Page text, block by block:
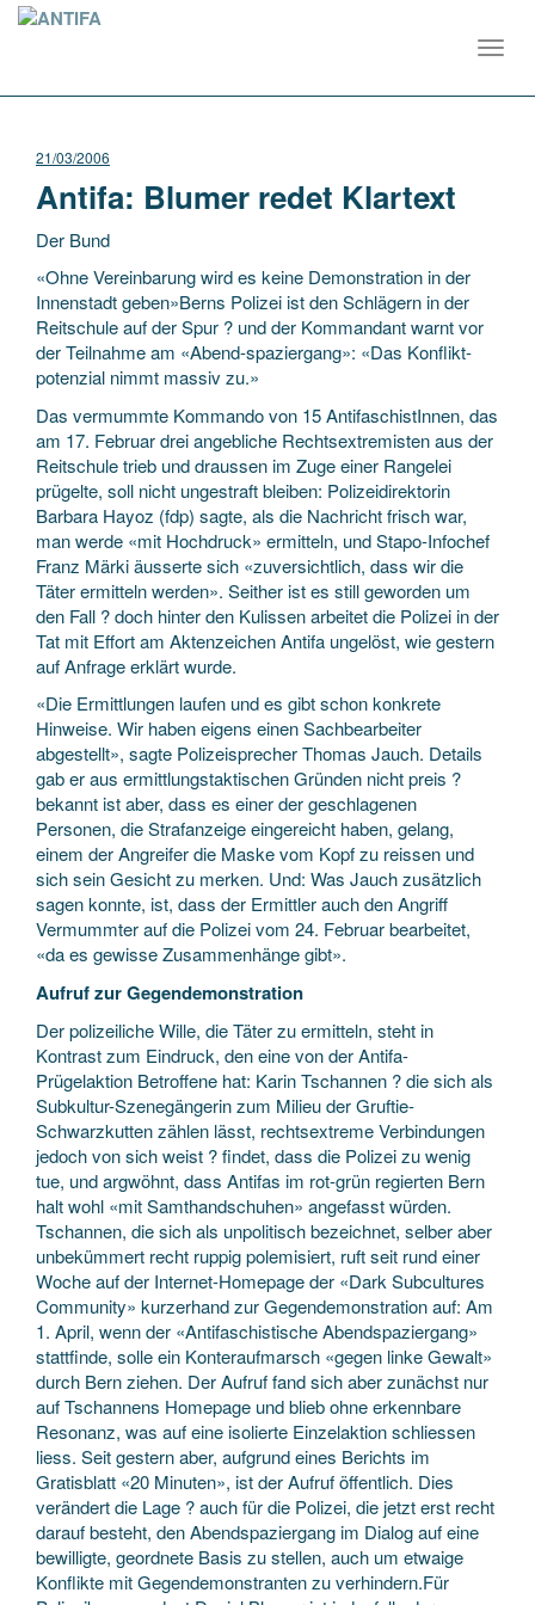
21/03/2006
Antifa: Blumer redet Klartext
Der Bund
«Ohne Vereinbarung wird es keine Demonstration in der
Innenstadt geben»Berns Polizei ist den Schlägern in der
Reitschule auf der Spur ? und der Kommandant warnt vor
der Teilnahme am «Abend-spaziergang»: «Das Konflikt-
potenzial nimmt massiv zu.»
Das vermummte Kommando von 15 AntifaschistInnen, das
am 17. Februar drei angebliche Rechtsextremisten aus der
Reitschule trieb und draussen im Zuge einer Rangelei
prügelte, soll nicht ungestraft bleiben: Polizeidirektorin
Barbara Hayoz (fdp) sagte, als die Nachricht frisch war,
man werde «mit Hochdruck» ermitteln, und Stapo-Infochef
Franz Märki äusserte sich «zuversichtlich, dass wir die
Täter ermitteln werden». Seither ist es still geworden um
den Fall ? doch hinter den Kulissen arbeitet die Polizei in der
Tat mit Effort am Aktenzeichen Antifa ungelöst, wie gestern
auf Anfrage erklärt wurde.
«Die Ermittlungen laufen und es gibt schon konkrete
Hinweise. Wir haben eigens einen Sachbearbeiter
abgestellt», sagte Polizeisprecher Thomas Jauch. Details
gab er aus ermittlungstaktischen Gründen nicht preis ?
bekannt ist aber, dass es einer der geschlagenen
Personen, die Strafanzeige eingereicht haben, gelang,
einem der Angreifer die Maske vom Kopf zu reissen und
sich sein Gesicht zu merken. Und: Was Jauch zusätzlich
sagen konnte, ist, dass der Ermittler auch den Angriff
Vermummter auf die Polizei vom 24. Februar bearbeitet,
«da es gewisse Zusammenhänge gibt».
Aufruf zur Gegendemonstration
Der polizeiliche Wille, die Täter zu ermitteln, steht in
Kontrast zum Eindruck, den eine von der Antifa-
Prügelaktion Betroffene hat: Karin Tschannen ? die sich als
Subkultur-Szenegängerin zum Milieu der Gruftie-
Schwarzkutten zählen lässt, rechtsextreme Verbindungen
jedoch von sich weist ? findet, dass die Polizei zu wenig
tue, und argwöhnt, dass Antifas im rot-grün regierten Bern
halt wohl «mit Samthandschuhen» angefasst würden.
Tschannen, die sich als unpolitisch bezeichnet, selber aber
unbekümmert recht ruppig polemisiert, ruft seit rund einer
Woche auf der Internet-Homepage der «Dark Subcultures
Community» kurzerhand zur Gegendemonstration auf: Am
1. April, wenn der «Antifaschistische Abendspaziergang»
stattfinde, solle ein Konteraufmarsch «gegen linke Gewalt»
durch Bern ziehen. Der Aufruf fand sich aber zunächst nur
auf Tschannens Homepage und blieb ohne erkennbare
Resonanz, was auf eine isolierte Einzelaktion schliessen
liess. Seit gestern aber, aufgrund eines Berichts im
Gratisblatt «20 Minuten», ist der Aufruf öffentlich. Dies
verändert die Lage ? auch für die Polizei, die jetzt erst recht
darauf besteht, den Abendspaziergang im Dialog auf eine
bewilligte, geordnete Basis zu stellen, auch um etwaige
Konflikte mit Gegendemonstranten zu verhindern.Für